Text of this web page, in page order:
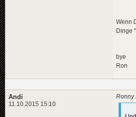
Wenn
Dinge
bye
Ron
Andi
11.10.2015 15:10
Ronny